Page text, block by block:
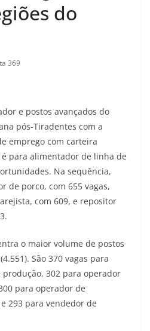
do
369
e postos avançados do
pós-Tiradentes com a
emprego com carteira
para alimentador de linha de
Na sequência,
de porco, com 655 vagas,
com 609, e repositor
o maior volume de postos
São 370 vagas para
302 para operador
para operador de
293 para vendedor de